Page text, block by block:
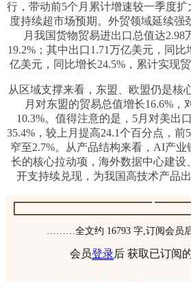
行，带动前5个月累计增速较一季度扩
度持续超市场预期。外贸领域延续强
月我国货物贸易进出口总值达2.98
19.2%；其中出口1.71万亿美元，同比
亿美元，同比增长24.5%，累计实现贸
从区域支撑来看，东盟、欧盟仍是核
月对东盟的贸易总值增长16.6%，
10.3%。值得注意的是，5月对美出
35.4%，较上月提高24.1个百分点，
窄至2.7%。从产品结构来看，AI产
长的核心拉动项，海外数据中心建设
开支持续兑现，为我国高技术产品
………全文约 16793 字,订阅会员
会员登录后 获取已订阅